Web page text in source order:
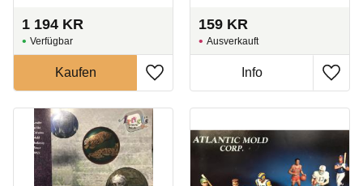
1 194 KR
Zu Favoriten hinzufügen
159 KR
Zu
Ausverkauft